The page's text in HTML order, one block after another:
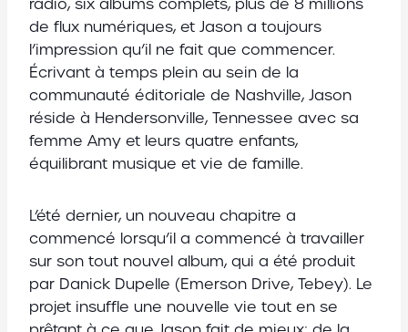
de flux numériques, et Jason a toujours
l’impression qu’il ne fait que commencer.
Écrivant à temps plein au sein de la
communauté éditoriale de Nashville, Jason
réside à Hendersonville, Tennessee avec sa
femme Amy et leurs quatre enfants,
équilibrant musique et vie de famille.
L’été dernier, un nouveau chapitre a
commencé lorsqu’il a commencé à travailler
sur son tout nouvel album, qui a été produit
par Danick Dupelle (Emerson Drive, Tebey). Le
projet insuffle une nouvelle vie tout en se